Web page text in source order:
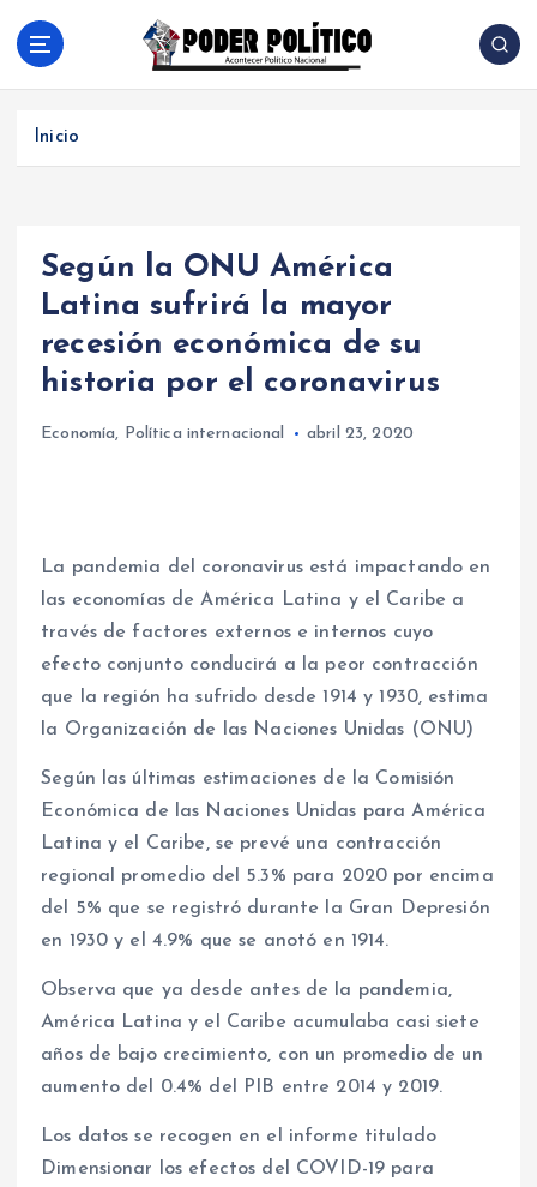
Acontecer Politico Nacional
Inicio
Según la ONU América
Latina sufrirá la mayor
recesión económica de su
historia por el coronavirus
Economía, Política internacional abril 23, 2020
La pandemia del coronavirus está impactando en
las economías de América Latina y el Caribe a
través de factores externos e internos cuyo
efecto conjunto conducirá a la peor contracción
que la región ha sufrido desde 1914 y 1930, estima
la Organización de las Naciones Unidas (ONU)
Según las últimas estimaciones de la Comisión
Económica de las Naciones Unidas para América
Latina y el Caribe, se prevé una contracción
regional promedio del 5.3% para 2020 por encima
del 5% que se registró durante la Gran Depresión
en 1930 y el 4.9% que se anotó en 1914.
Observa que ya desde antes de la pandemia,
América Latina y el Caribe acumulaba casi siete
años de bajo crecimiento, con un promedio de un
aumento del 0.4% del PIB entre 2014 y 2019.
Los datos se recogen en el informe titulado
Dimensionar los efectos del COVID-19 para